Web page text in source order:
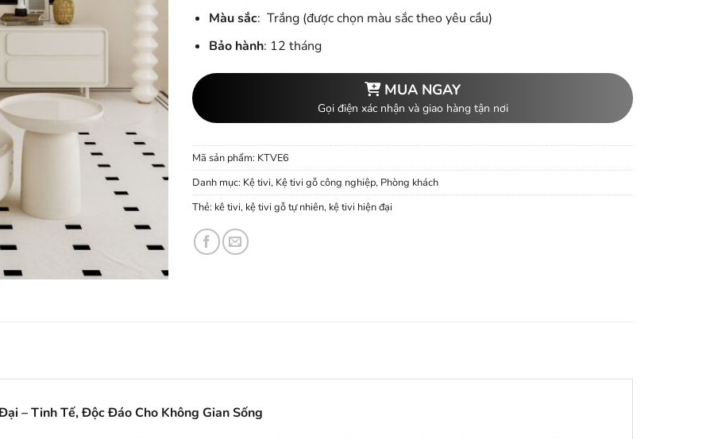
Màu sắc: Trắng (được chọn màu sắc theo yêu cầu)
Bảo hành: 12 tháng
MUA NGAY
Gọi điện xác nhận và giao hàng tận nơi
Mã sản phẩm: KTVE6
Danh mục: Kệ tivi, Kệ tivi gỗ công nghiệp, Phòng khách
Thẻ: kê tivi, kệ tivi gỗ tự nhiên, kệ tivi hiện đại
– Tinh Tế, Độc Đáo Cho Không Gian Sống